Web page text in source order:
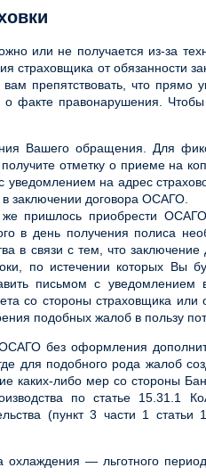
или не получается из-за
страховщика от
препятствовать, что прямо
о факте правонарушения.
Вашего обращения. Для
отметку о приеме на
уведомлением на адрес
заключении договора ОСАГО.
пришлось приобрести
в день получения полиса
в связи с тем, что
по истечении которых Вы
письмом с
со стороны страховщика или
подобных жалоб в пользу
без оформления
для подобного рода жалоб
каких-либо мер со стороны
по статье
(пункт 3 части 1
— льготного